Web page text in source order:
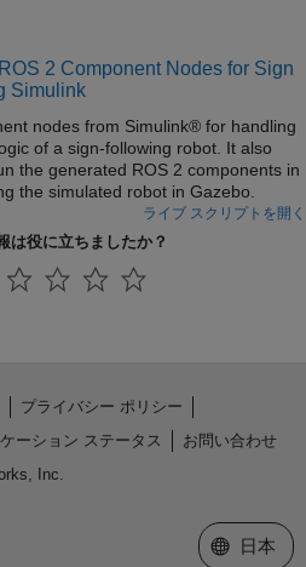
2 Component Nodes for Sign
Simulink
nodes from Simulink® for handling
of a sign-following robot. It also
the generated ROS 2 components in
the simulated robot in Gazebo.
ライブ スクリプトを開く
は役に立ちましたか？
プライバシー ポリシー
ーション ステータス
お問い合わせ
Inc.
Web サイ
日本